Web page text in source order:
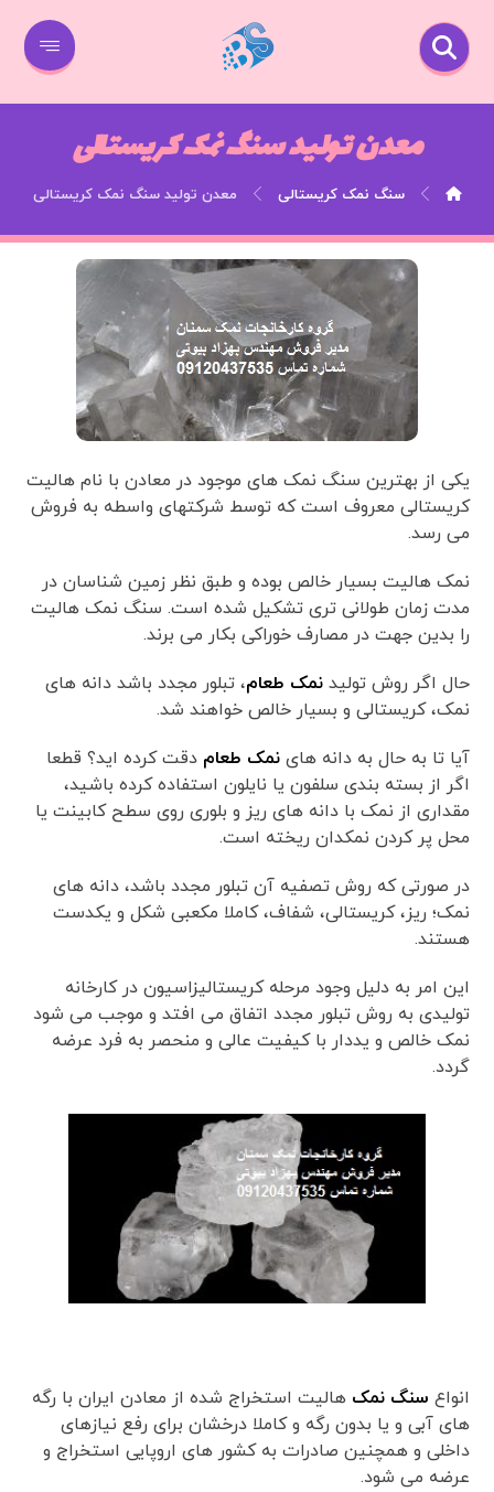
معدن تولید سنگ نمک کریستالی
سنگ نمک کریستالی معدن تولید سنگ نمک کریستالی
یکی از بهترین سنگ نمک های موجود در معادن با نام هالیت
کریستالی معروف است که توسط شرکتهای واسطه به فروش
می رسد.
نمک هالیت بسیار خالص بوده و طبق نظر زمین شناسان در
مدت زمان طولانی تری تشکیل شده است. سنگ نمک هالیت
را بدین جهت در مصارف خوراکی بکار می برند.
حال اگر روش تولیدنمک طعام، تبلور مجدد باشد دانه های
نمک، کریستالی و بسیار خالص خواهند شد.
آیا تا به حال به دانه هاینمک طعام دقت کرده اید؟ قطعا
اگر از بسته بندی سلفون یا نایلون استفاده کرده باشید،
مقداری از نمک با دانه های ریز و بلوری روی سطح کابینت یا
محل پر کردن نمکدان ریخته است.
در صورتی که روش تصفیه آن تبلور مجدد باشد، دانه های
نمک؛ ریز، کریستالی، شفاف، کاملا مکعبی شکل و یکدست
هستند.
این امر به دلیل وجود مرحله کریستالیزاسیون در کارخانه
تولیدی به روش تبلور مجدد اتفاق می افتد و موجب می شود
نمک خالص و یددار با کیفیت عالی و منحصر به فرد عرضه
گردد.
انواع سنگ نمک هالیت استخراج شده از معادن ایران با رگه
های آبی و یا بدون رگه و کاملا درخشان برای رفع نیازهای
داخلی و همچنین صادرات به کشور های اروپایی استخراج و
عرضه می شود.